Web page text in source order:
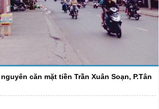
căn mặt tiền Trần Xuân Soạn, P.Tân